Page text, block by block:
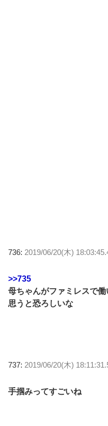
736: 2019/06/20(木)
>>735
母ちゃんがファミレスで
思うと恐ろしいな
737: 2019/06/20(木)
手掴みってすごいね